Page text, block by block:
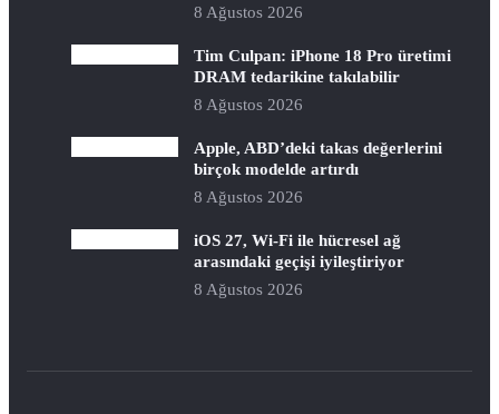
8 Ağustos 2026
Tim Culpan: iPhone 18 Pro üretimi
DRAM tedarikine takılabilir
8 Ağustos 2026
Apple, ABD’deki takas değerlerini
birçok modelde artırdı
8 Ağustos 2026
iOS 27, Wi-Fi ile hücresel ağ
arasındaki geçişi iyileştiriyor
8 Ağustos 2026